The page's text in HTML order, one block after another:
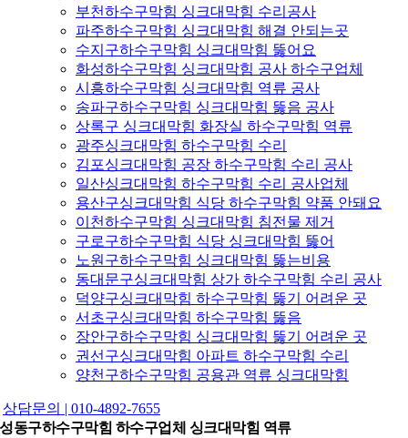
부천하수구막힘 싱크대막힘 수리공사
파주하수구막힘 싱크대막힘 해결 안되는곳
수지구하수구막힘 싱크대막힘 뚫어요
화성하수구막힘 싱크대막힘 공사 하수구업체
시흥하수구막힘 싱크대막힘 역류 공사
송파구하수구막힘 싱크대막힘 뚫음 공사
상록구 싱크대막힘 화장실 하수구막힘 역류
광주싱크대막힘 하수구막힘 수리
김포싱크대막힘 공장 하수구막힘 수리 공사
일산싱크대막힘 하수구막힘 수리 공사업체
용산구싱크대막힘 식당 하수구막힘 약품 안돼요
이천하수구막힘 싱크대막힘 침전물 제거
구로구하수구막힘 식당 싱크대막힘 뚫어
노원구하수구막힘 싱크대막힘 뚫는비용
동대문구싱크대막힘 상가 하수구막힘 수리 공사
덕양구싱크대막힘 하수구막힘 뚫기 어려운 곳
서초구싱크대막힘 하수구막힘 뚫음
장안구하수구막힘 싱크대막힘 뚫기 어려운 곳
권선구싱크대막힘 아파트 하수구막힘 수리
양천구하수구막힘 공용관 역류 싱크대막힘
상담문의 | 010-4892-7655
성동구하수구막힘 하수구업체 싱크대막힘 역류